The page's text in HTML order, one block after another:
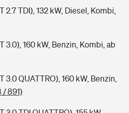
2.7 TDI), 132 kW, Diesel, Kombi,
3.0), 160 kW, Benzin, Kombi, ab
3.0 QUATTRO), 160 kW, Benzin,
/ 891)